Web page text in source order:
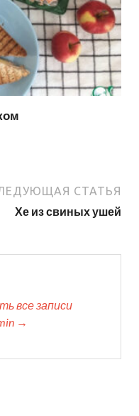
СТАТЬЯ
Хе из свиных ушей
все записи
→